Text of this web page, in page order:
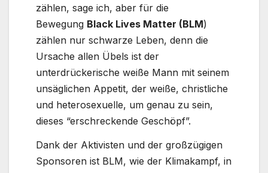
zählen, sage ich, aber für die
Bewegung Black Lives Matter (BLM)
zählen nur schwarze Leben, denn die
Ursache allen Übels ist der
unterdrückerische weiße Mann mit seinem
unsäglichen Appetit, der weiße, christliche
und heterosexuelle, um genau zu sein,
dieses “erschreckende Geschöpf”.
Dank der Aktivisten und der großzügigen
Sponsoren ist BLM, wie der Klimakampf, in